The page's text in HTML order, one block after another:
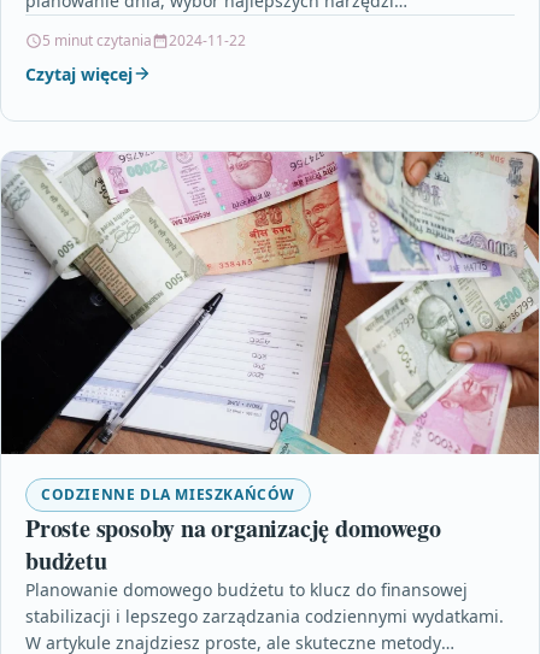
5 minut czytania 2024-11-22
Czytaj więcej
CODZIENNE DLA MIESZKAŃCÓW
Proste sposoby na organizację domowego
budżetu
Planowanie domowego budżetu to klucz do finansowej
stabilizacji i lepszego zarządzania codziennymi wydatkami.
W artykule znajdziesz proste, ale skuteczne metody